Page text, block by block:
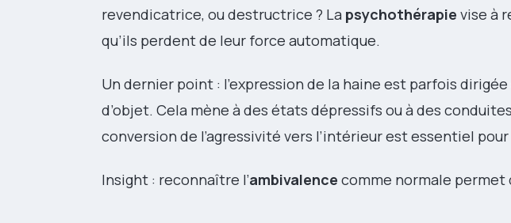
revendicatrice, ou destructrice ? La psychothérapie vise à
qu’ils perdent de leur force automatique.
Un dernier point : l’expression de la haine est parfois
d’objet. Cela mène à des états dépressifs ou à des
conversion de l’agressivité vers l’intérieur est essentiel
Insight : reconnaître l’ambivalence comme normale